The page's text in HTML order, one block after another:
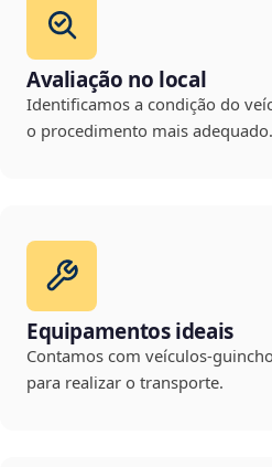
Avaliação no local
Identificamos a condição do
o procedimento mais adequado.
Equipamentos ideais
Contamos com veículos-
para realizar o transporte.